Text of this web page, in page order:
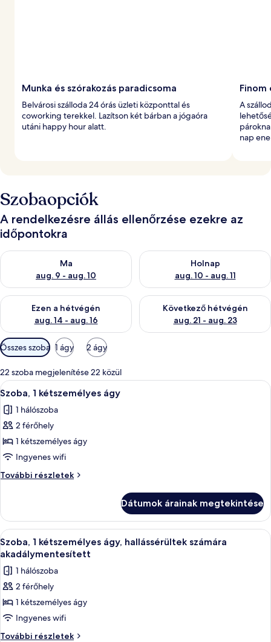
Munka és szórakozás paradicsoma
Belvárosi szálloda 24 órás üzleti központtal és
coworking terekkel. Lazítson két bárban a jógaóra
utáni happy hour alatt.
Finom
A
nap
Szobaopciók
A rendelkezésre állás ellenőrzése ezekre az
időpontokra
Ma
aug. 9 - aug. 10
A ma esti rendelkezésre állás ellenőrzése: aug. 9 - aug. 10
Holnap
aug. 10 - aug. 11
A holnapi rendelkezésre állás
Ezen a hétvégén
aug. 14 - aug. 16
A mostani hétvégi rendelkezésre állás ellenőrzése: aug. 14 -
Következő hétvégén
aug. 21 - aug. 23
A következő hétvégi
Szobákhoz
rendelkezésre
álló
szűrők
Összes szoba 1 ágy 2 ágy
22 szoba megjelenítése 22 közül
A
következő
szoba
összes
képének
megtekintése:
Szoba,
1
ágy
Egy szállodai szoba, amelyben van
4
Szoba, 1 kétszemélyes ágy
1 hálószoba
2 férőhely
1 kétszemélyes ágy
Ingyenes wifi
További részletek
Szoba,
további
részletei
Dátumok árainak megtekintése
A
következő
szoba
összes
képének
megtekintése:
Szoba,
1
Egy szállodai szoba, amelyben van
4
Szoba, 1 kétszemélyes ágy, hallássérültek számára
akadálymentesített
1 hálószoba
2 férőhely
1 kétszemélyes ágy
Ingyenes wifi
További részletek
Szoba,